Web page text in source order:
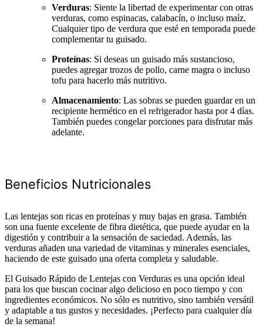
Verduras: Siente la libertad de experimentar con otras
verduras, como espinacas, calabacín, o incluso maíz.
Cualquier tipo de verdura que esté en temporada puede
complementar tu guisado.
Proteínas: Si deseas un guisado más sustancioso,
puedes agregar trozos de pollo, carne magra o incluso
tofu para hacerlo más nutritivo.
Almacenamiento: Las sobras se pueden guardar en un
recipiente hermético en el refrigerador hasta por 4 días.
También puedes congelar porciones para disfrutar más
adelante.
Beneficios Nutricionales
Las lentejas son ricas en proteínas y muy bajas en grasa. También
son una fuente excelente de fibra dietética, que puede ayudar en la
digestión y contribuir a la sensación de saciedad. Además, las
verduras añaden una variedad de vitaminas y minerales esenciales,
haciendo de este guisado una oferta completa y saludable.
El Guisado Rápido de Lentejas con Verduras es una opción ideal
para los que buscan cocinar algo delicioso en poco tiempo y con
ingredientes económicos. No sólo es nutritivo, sino también versátil
y adaptable a tus gustos y necesidades. ¡Perfecto para cualquier día
de la semana!